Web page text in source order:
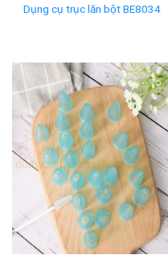
Dụng cụ trục lăn bột BE8034